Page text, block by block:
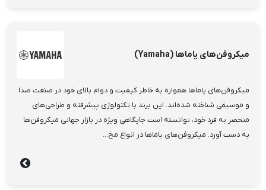
میکروفن‌های یاماها (Yamaha)
میکروفن‌های یاماها همواره به خاطر کیفیت و دوام بالای خود در صنعت صدا
و موسیقی شناخته شده‌اند. این برند با تکنولوژی پیشرفته و طراحی‌های
منحصر به فرد خود، توانسته است جایگاهی ویژه در بازار جهانی میکروفن‌ها
به دست آورد. میکروفن‌های یاماها در انواع مخ...